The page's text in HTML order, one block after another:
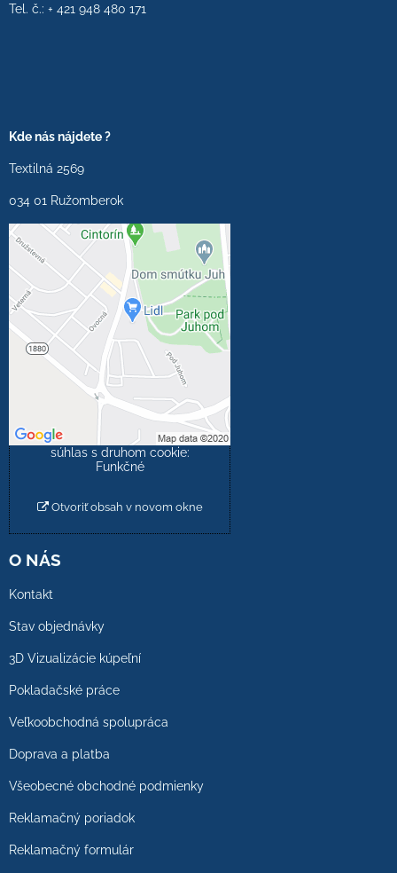
Tel. č.: + 421 948 480 171
Kde nás nájdete ?
Textilná 2569
034 01 Ružomberok
Externý obsah je
blokovaný Voľbami
súkromia
Prajete si načítať externý
obsah?
Povoliť tentokrát
Povoliť a zapamätať -
súhlas s druhom cookie:
Funkčné
Otvoriť obsah v novom okne
O NÁS
Kontakt
Stav objednávky
3D Vizualizácie kúpeľní
Pokladačské práce
Veľkoobchodná spolupráca
Doprava a platba
Všeobecné obchodné podmienky
Reklamačný poriadok
Reklamačný formulár